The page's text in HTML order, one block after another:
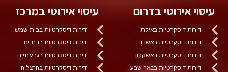
עיסוי אירוטי בדרום
דירות דיסקרטיות באילת
דירות דיסקרטיות באשדוד
דירות דיסקרטיות באשקלון
דירות דיסקרטיות בבאר שבע
עיסוי אירוטי במרכז
דירות דיסקרטיות בבית שמש
דירות דיסקרטיות בבת ים
דירות דיסקרטיות בגבעתיים
דירות דיסקרטיות בהרצליה